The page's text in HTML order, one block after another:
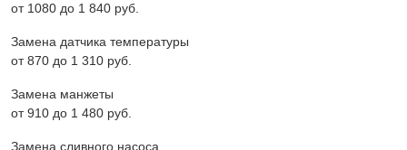
от 1080 до 1 840 pyб.
Замена датчика температуры
от 870 до 1 310 pyб.
Замена манжеты
от 910 до 1 480 pyб.
Замена сливного насоса